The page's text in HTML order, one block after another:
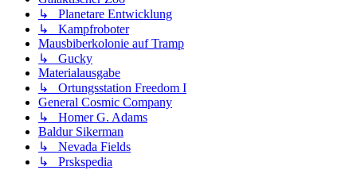
↳ Planetare Entwicklung
↳ Kampfroboter
Mausbiberkolonie auf Tramp
↳ Gucky
Materialausgabe
↳ Ortungsstation Freedom I
General Cosmic Company
↳ Homer G. Adams
Baldur Sikerman
↳ Nevada Fields
↳ Prskspedia